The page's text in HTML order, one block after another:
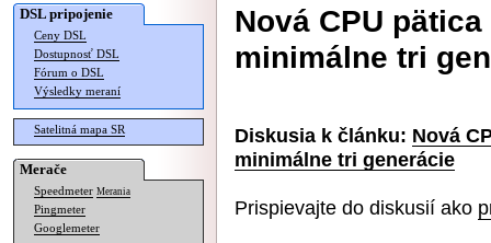
DSL pripojenie
Ceny DSL
Dostupnosť DSL
Fórum o DSL
Výsledky meraní
Satelitná mapa SR
Merače
Speedmeter Merania
Pingmeter
Googlemeter
Nová CPU
minimálne tri
Diskusia k článku: Nová
minimálne tri generácie
Prispievajte do diskusií ako